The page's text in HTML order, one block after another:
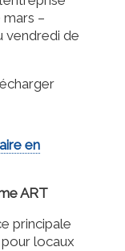
–
vendredi de
en
ART
principale
locaux